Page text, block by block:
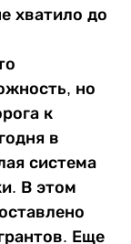
хватило до
но
к
в
система
В этом
Еще